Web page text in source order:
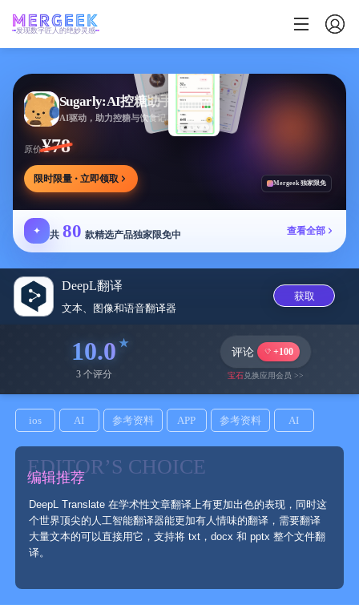
发现数字匠人的绝妙灵感
Sugarly:AI控糖助手
AI驱动，助力控糖与饮食记录，提供个性化建议
原价¥78
限时限量 · 立即领取 Mergeek 独家限免
✦ 共 80 款精选产品独家限免中 查看全部
DeepL翻译
文本、图像和语音翻译‪器‬
获取
10.0
3 个评分
评论 +100
宝石兑换应用会员 >>
ios AI 参考资料 APP 参考资料 AI
EDITOR’S CHOICE
编辑推荐
DeepL Translate 在学术性文章翻译上有更加出色的表现，同时这
个世界顶尖的人工智能翻译器能更加有人情味的翻译，需要翻译
大量文本的可以直接用它，支持将 txt，docx 和 pptx 整个文件翻
译。